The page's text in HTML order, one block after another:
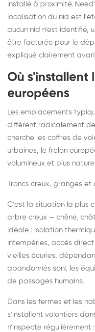
installé à proximité.
localisation du nid est
aucun nid n'est identifié,
être facturée pour le
expliqué clairement
Où s'installent
européens
Les emplacements
diffèrent radicalement
cherche les coffres de
urbaines, le frelon
volumineux et plus
Troncs creux, granges
C'est la situation la plus
arbre creux — chêne,
idéale : isolation
intempéries, accès
vieilles écuries,
abandonnés sont les
de passages humains.
Dans les fermes et les
s'installent volontiers
n'inspecte régulièrement